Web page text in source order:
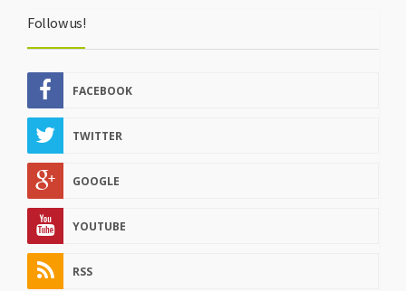
Follow us!
FACEBOOK
TWITTER
GOOGLE
YOUTUBE
RSS